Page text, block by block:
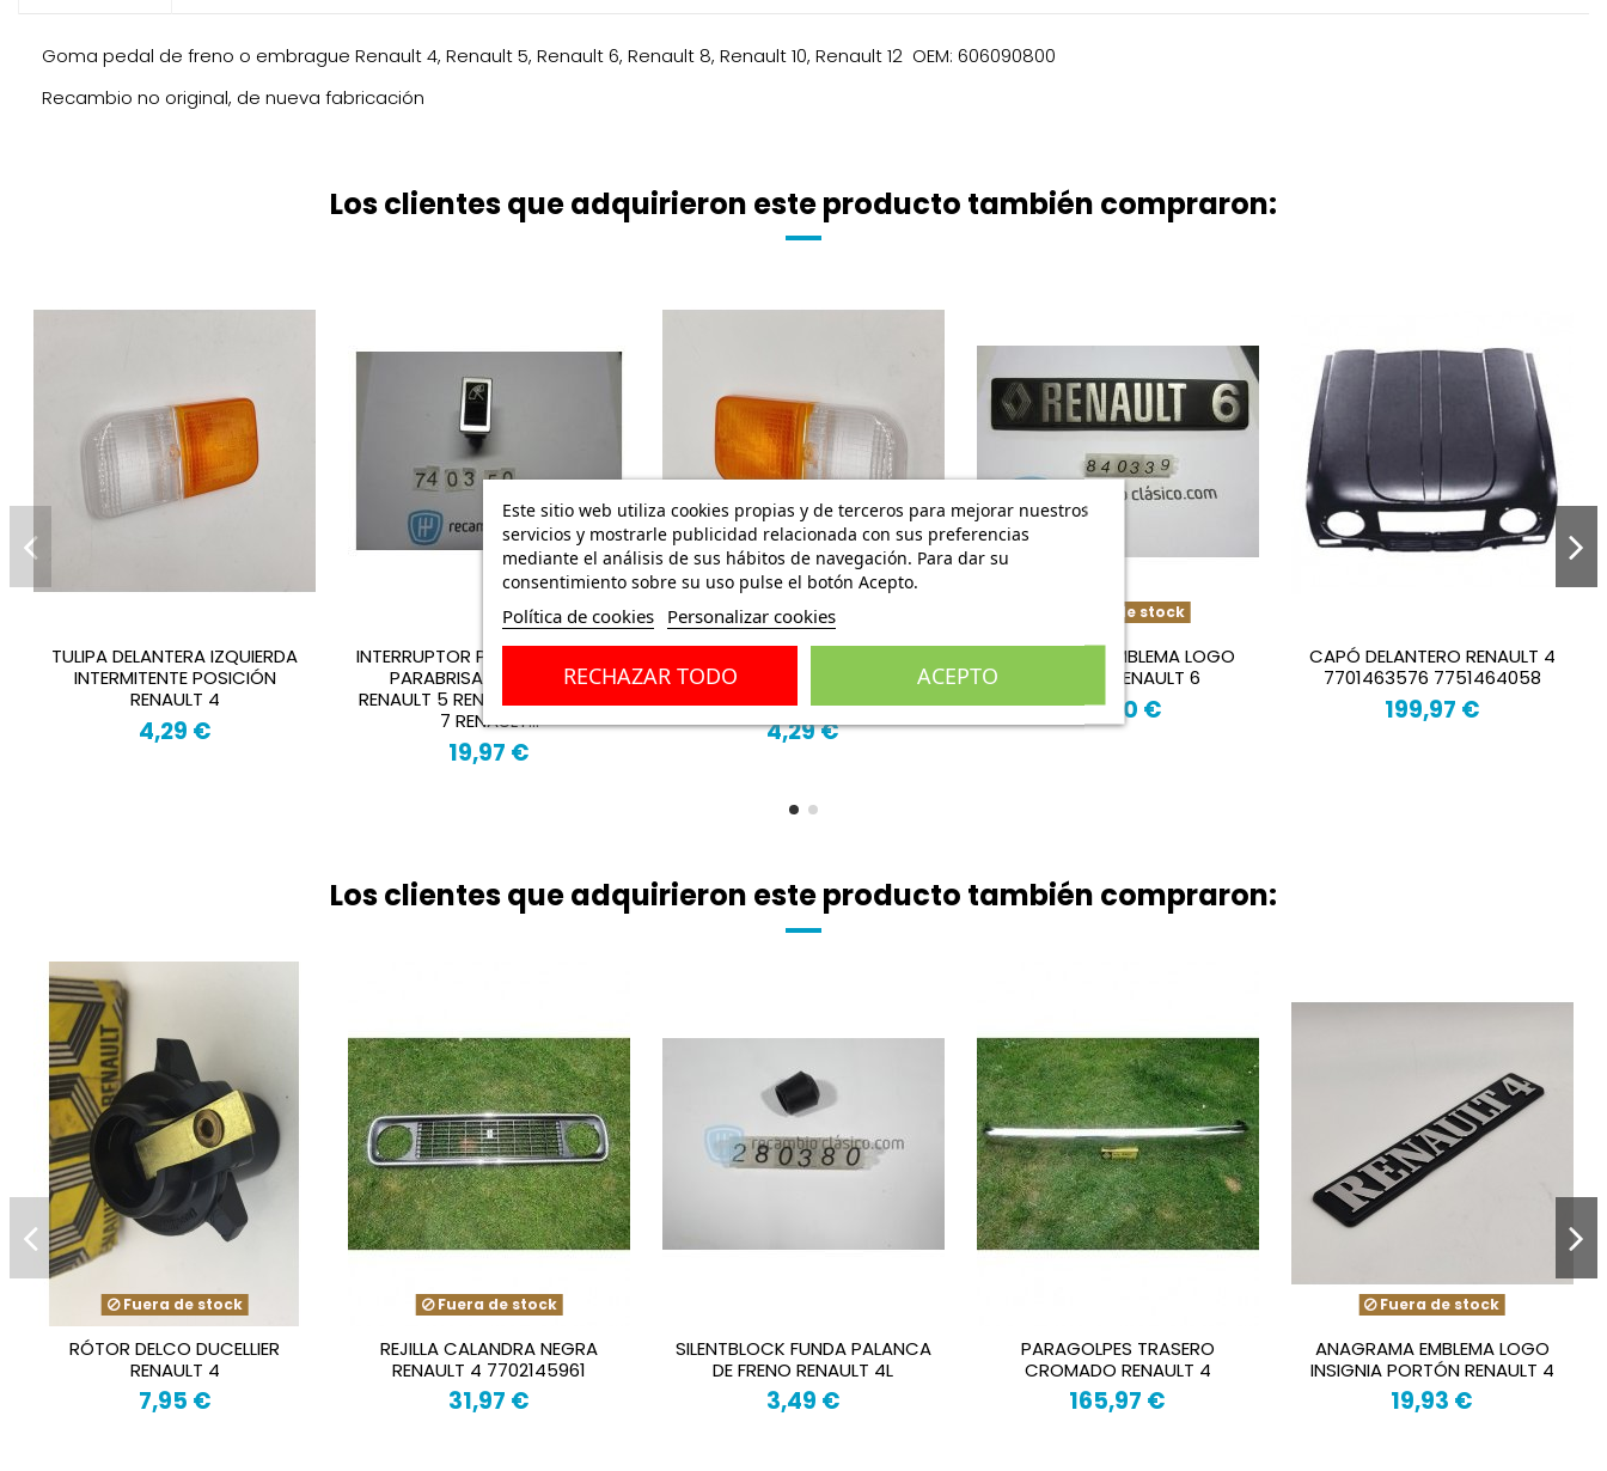
Goma pedal de freno o embrague Renault 4, Renault 5, Renault 6, Renault 8, Renault 10, Renault 12 OEM: 606090800
Recambio no original, de nueva fabricación
Los clientes que adquirieron este producto también compraron:
TULIPA DELANTERA IZQUIERDA
INTERMITENTE POSICIÓN
RENAULT 4
4,29 €
INTERRUPTOR PULSADOR LIMPIA
PARABRISAS RENAULT 4
RENAULT 5 RENAULT 6 RENAULT
7 RENAULT...
19,97 €
INTERMITENTE POSICIÓN
RENAULT 4
4,29 €
Fuera de stock
ANAGRAMA EMBLEMA LOGO
INSIGNIA RENAULT 6
24,00 €
CAPÓ DELANTERO RENAULT 4
7701463576 7751464058
199,97 €
Los clientes que adquirieron este producto también compraron:
Fuera de stock
RÓTOR DELCO DUCELLIER
RENAULT 4
7,95 €
Fuera de stock
REJILLA CALANDRA NEGRA
RENAULT 4 7702145961
31,97 €
SILENTBLOCK FUNDA PALANCA
DE FRENO RENAULT 4L
3,49 €
PARAGOLPES TRASERO
CROMADO RENAULT 4
165,97 €
Fuera de stock
ANAGRAMA EMBLEMA LOGO
INSIGNIA PORTÓN RENAULT 4
19,93 €
Este sitio web utiliza cookies propias y de terceros para mejorar nuestros
servicios y mostrarle publicidad relacionada con sus preferencias
mediante el análisis de sus hábitos de navegación. Para dar su
consentimiento sobre su uso pulse el botón Acepto.
Política de cookies Personalizar cookies
RECHAZAR TODO ACEPTO